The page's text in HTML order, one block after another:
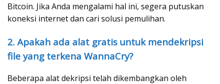
Bitcoin. Jika Anda mengalami hal ini, segera putuskan
koneksi internet dan cari solusi pemulihan.
2. Apakah ada alat gratis untuk mendekripsi
file yang terkena WannaCry?
Beberapa alat dekripsi telah dikembangkan oleh